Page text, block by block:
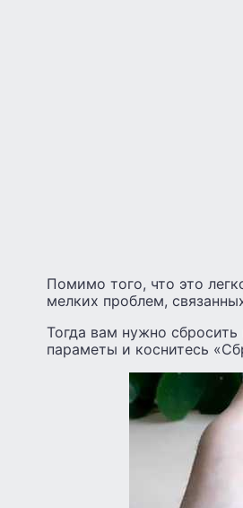
Помимо того, что это
мелких проблем,
Тогда вам нужно
параметы и коснитесь